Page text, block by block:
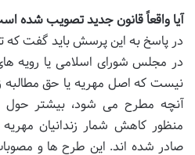
آیا واقعاً قانون جدید تصویب شده
در پاسخ به این پرسش باید گفت که
در مجلس شورای اسلامی یا رویه
نیست که اصل مهریه یا حق
آنچه مطرح می شود، بیشتر
منظور کاهش شمار زندانیان
صادر شده اند. این طرح ها و